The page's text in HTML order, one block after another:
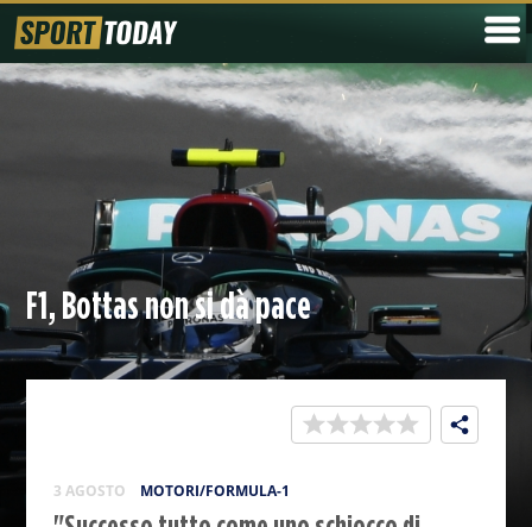
F1, Bottas non si dà pace
3 AGOSTO MOTORI/FORMULA-1